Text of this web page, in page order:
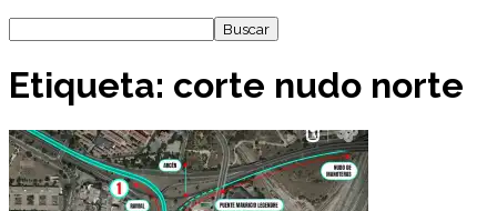
Etiqueta: corte nudo norte